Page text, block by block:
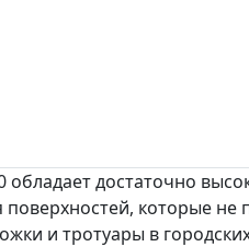
достаточно
которые
и тротуары в